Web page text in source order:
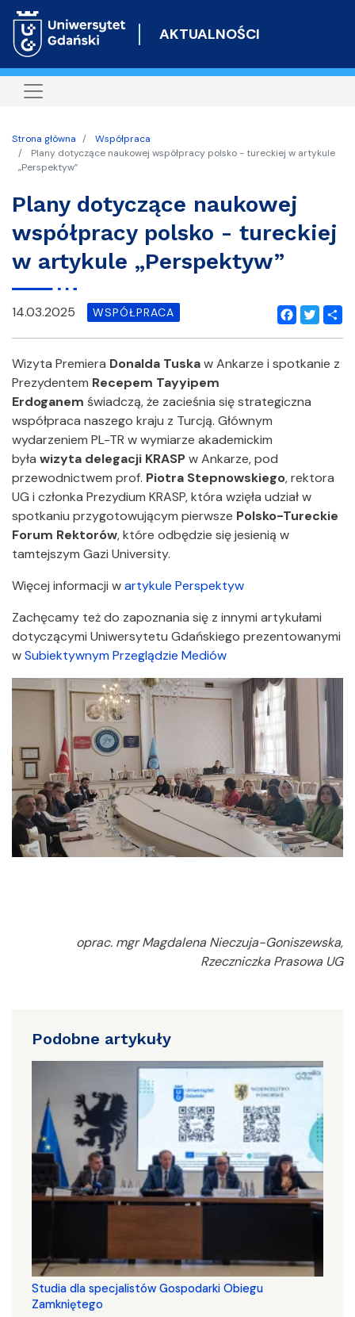
do
AKTUALNOŚCI
Strona główna
Współpraca
Plany dotyczące naukowej współpracy polsko - tureckiej w artykule
„Perspektyw”
Plany dotyczące naukowej
współpracy polsko - tureckiej
w artykule „Perspektyw”
Facebook
Twitter
14.03.2025 WSPÓŁPRACA
Wizyta Premiera Donalda Tuskaw Ankarze i spotkanie z
Prezydentem Recepem Tayyipem
Erdoganem świadczą, że zacieśnia się strategiczna
współpraca naszego kraju z Turcją. Głównym
wydarzeniem PL-TR w wymiarze akademickim
była wizyta delegacji KRASPw Ankarze, pod
przewodnictwem prof. Piotra Stepnowskiego, rektora
UG i członka Prezydium KRASP, która wzięła udział w
spotkaniu przygotowującym pierwsze Polsko-Tureckie
Forum Rektorów, które odbędzie się jesienią w
tamtejszym Gazi University.
Więcej informacji wartykule Perspektyw
Zachęcamy też do zapoznania się z innymi artykułami
dotyczącymi Uniwersytetu Gdańskiego prezentowanymi
wSubiektywnym Przeglądzie Mediów
oprac. mgr Magdalena Nieczuja-Goniszewska,
Rzeczniczka Prasowa UG
Podobne artykuły
Studia dla specjalistów Gospodarki Obiegu
Zamkniętego